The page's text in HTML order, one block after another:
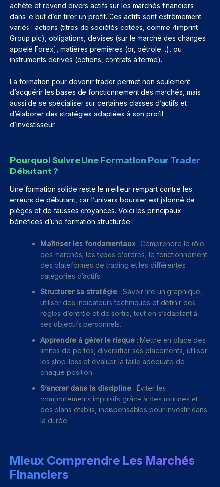
achète et revend divers actifs sur les marchés financiers
dans le but d’en tirer un profit. Ces actifs sont extrêmement
variés : actions (titres de sociétés cotées, comme 4imprint
Group plc), obligations, devises (sur le marché des changes
appelé Forex), matières premières (or, pétrole…), ou
instruments dérivés (options, contrats à terme).
La formation pour devenir trader permet non seulement
d’acquérir les bases de fonctionnement des marchés, mais
aussi de se spécialiser sur certaines classes d’actifs et
d’élaborer des stratégies adaptées à son profil
d’investisseur.
Pourquoi Suivre Une Formation Pour Trader
Débutant ?
Une formation solide reste le meilleur rempart contre les
erreurs de débutant, car l’univers boursier est jalonné de
pièges et de fausses croyances. Voici les principaux
bénéfices d’une formation structurée :
Maîtriser les fondamentaux: Comprendre le rôle
des marchés, les types d’ordres, le fonctionnement
des plateformes de trading et les différentes
catégories d’actifs.
Structurer sa stratégie : Savoir lire un graphique,
utiliser des indicateurs techniques et définir des
règles d’entrée et de sortie, tout en s’adaptant à
ses objectifs personnels.
Apprendre à gérer le risque : Mettre en place des
limites de pertes, diversifier ses placements, utiliser
les stop-loss et évaluer la taille adéquate de
chaque position.
S’ancrer dans la discipline : Éviter les
comportements impulsifs grâce à des routines et
des plans établis, indispensables pour investir dans
la durée.
Mieux Comprendre Les Marchés
Financiers